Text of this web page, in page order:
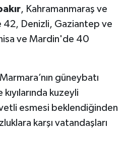
, Kahramanmaraş ve
Denizli, Gaziantep ve
ve Mardin'de 40
güneybatı
kuzeyli
esmesi beklendiğinden
karşı vatandaşları